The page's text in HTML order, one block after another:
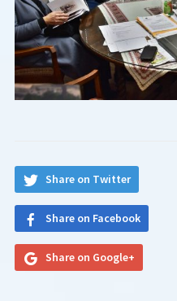
Share on Twitter
Share on Facebook
Share on Google+